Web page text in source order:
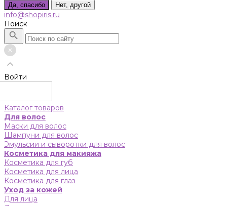
Да, спасибо Нет, другой
info@shopiris.ru
Поиск
Войти
Каталог товаров
Для волос
Маски для волос
Шампуни для волос
Эмульсии и сыворотки для волос
Косметика для макияжа
Косметика для губ
Косметика для лица
Косметика для глаз
Уход за кожей
Для лица